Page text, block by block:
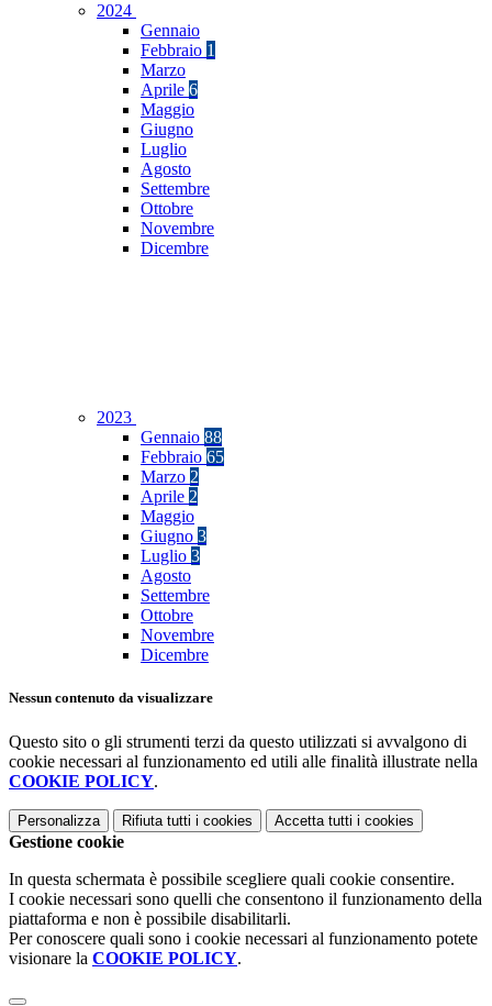
2024
Gennaio
Febbraio 1
Marzo
Aprile 6
Maggio
Giugno
Luglio
Agosto
Settembre
Ottobre
Novembre
Dicembre
2023
Gennaio 88
Febbraio 65
Marzo 2
Aprile 2
Maggio
Giugno 3
Luglio 3
Agosto
Settembre
Ottobre
Novembre
Dicembre
Nessun contenuto da visualizzare
Questo sito o gli strumenti terzi da questo utilizzati si avvalgono di
cookie necessari al funzionamento ed utili alle finalità illustrate nella
COOKIE POLICY.
Personalizza Rifiuta tutti i cookies Accetta tutti i cookies
Gestione cookie
In questa schermata è possibile scegliere quali cookie consentire.
I cookie necessari sono quelli che consentono il funzionamento della
piattaforma e non è possibile disabilitarli.
Per conoscere quali sono i cookie necessari al funzionamento potete
visionare la COOKIE POLICY.